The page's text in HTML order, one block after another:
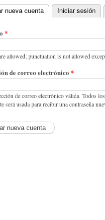
tabs
nueva cuenta (active tab)
Iniciar sesión
*
allowed; punctuation is not allowed
de correo electrónico *
de correo electrónico válida. Todos
será usada para recibir una contraseña